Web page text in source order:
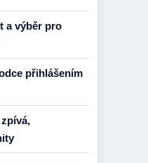
a výběr pro
přihlášením